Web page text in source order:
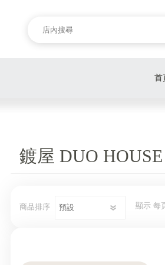
首
鍍屋 DUO HOUSE
商品排序 顯示 每